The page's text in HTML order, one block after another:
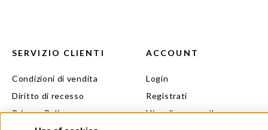
SERVIZIO CLIENTI
Condizioni di vendita
Diritto di recesso
Privacy Policy
ACCOUNT
Login
Registrati
Visualizza carrello